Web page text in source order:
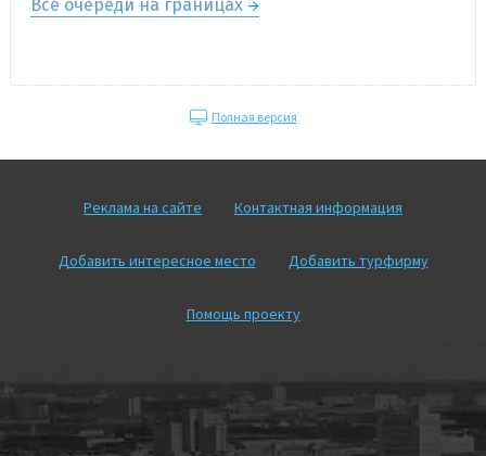
Все очереди на границах
Полная версия
Реклама на сайте Контактная информация
Добавить интересное место Добавить турфирму
Помощь проекту